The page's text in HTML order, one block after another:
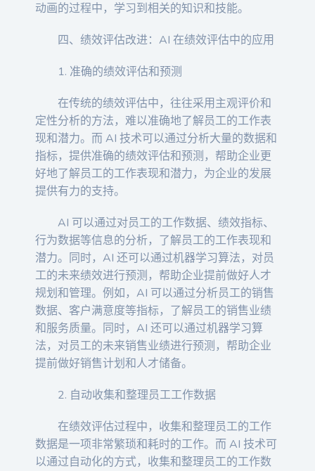
动画的过程中，学习到相关的知识和技能。
四、绩效评估改进：AI 在绩效评估中的应用
1. 准确的绩效评估和预测
在传统的绩效评估中，往往采用主观评价和
定性分析的方法，难以准确地了解员工的工作表
现和潜力。而 AI 技术可以通过分析大量的数据和
指标，提供准确的绩效评估和预测，帮助企业更
好地了解员工的工作表现和潜力，为企业的发展
提供有力的支持。
AI 可以通过对员工的工作数据、绩效指标、
行为数据等信息的分析，了解员工的工作表现和
潜力。同时，AI 还可以通过机器学习算法，对员
工的未来绩效进行预测，帮助企业提前做好人才
规划和管理。例如，AI 可以通过分析员工的销售
数据、客户满意度等指标，了解员工的销售业绩
和服务质量。同时，AI 还可以通过机器学习算
法，对员工的未来销售业绩进行预测，帮助企业
提前做好销售计划和人才储备。
2. 自动收集和整理员工工作数据
在绩效评估过程中，收集和整理员工的工作
数据是一项非常繁琐和耗时的工作。而 AI 技术可
以通过自动化的方式，收集和整理员工的工作数